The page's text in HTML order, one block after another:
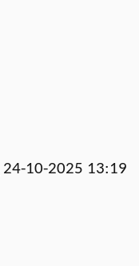
24-10-2025 13:19